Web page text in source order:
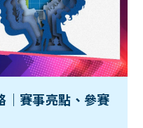
賽事亮點、參賽